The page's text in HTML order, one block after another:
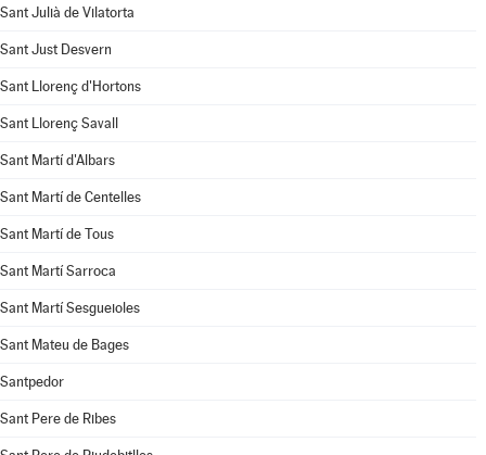
Sant Julià de Vilatorta
Sant Just Desvern
Sant Llorenç d'Hortons
Sant Llorenç Savall
Sant Martí d'Albars
Sant Martí de Centelles
Sant Martí de Tous
Sant Martí Sarroca
Sant Martí Sesgueioles
Sant Mateu de Bages
Santpedor
Sant Pere de Ribes